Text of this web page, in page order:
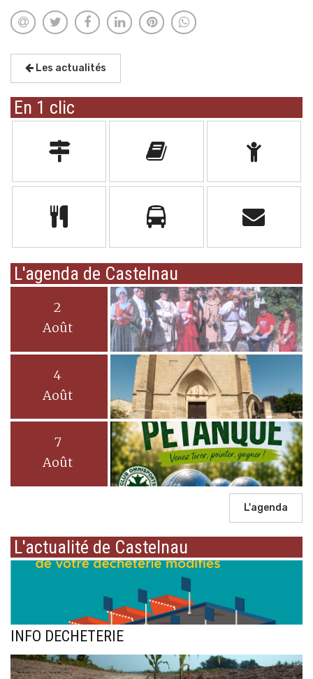
Les actualités
En 1 clic
L'agenda de Castelnau
2
Août
4
Août
7
Août
L'agenda
L'actualité de Castelnau
INFO DECHETERIE